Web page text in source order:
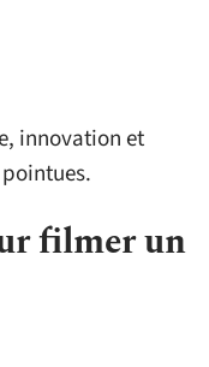
innovation et
filmer un